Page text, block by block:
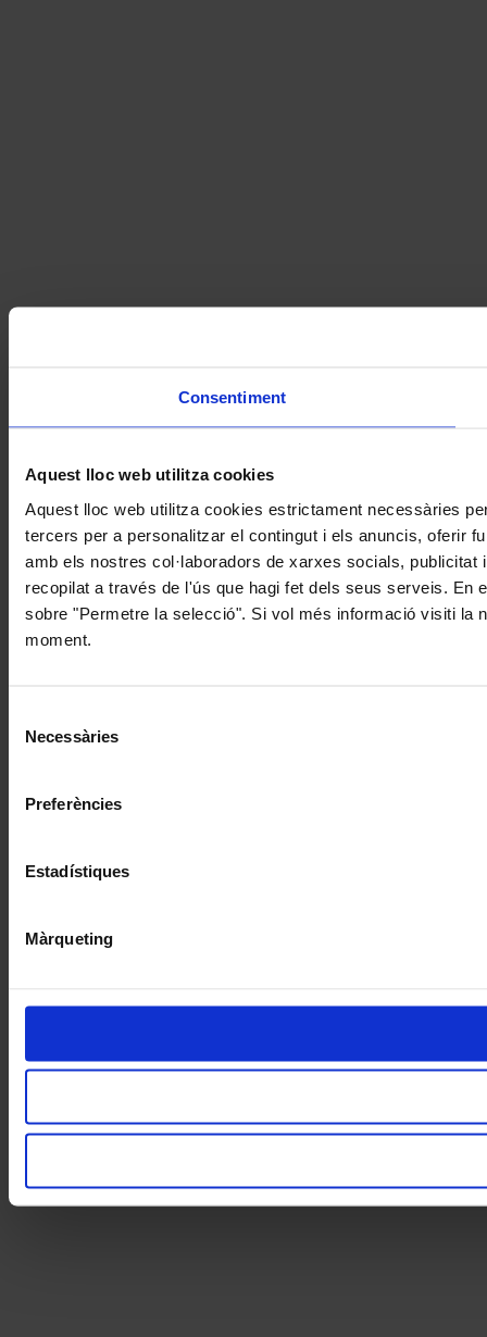
Consentiment
Aquest lloc web utilitza cookies
Aquest lloc web utilitza cookies estrictament necessàries
tercers per a personalitzar el contingut i els anuncis, oferir
amb els nostres col·laboradors de xarxes socials,
recopilat a través de l'ús que hagi fet dels seus serveis. En
sobre "Permetre la selecció". Si vol més informació visiti la
moment.
Necessàries
Preferències
Estadístiques
Màrqueting